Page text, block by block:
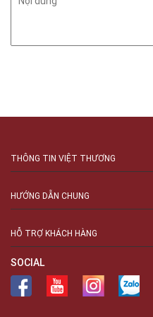
THÔNG TIN VIỆT THƯƠNG
HƯỚNG DẪN CHUNG
HỖ TRỢ KHÁCH HÀNG
SOCIAL